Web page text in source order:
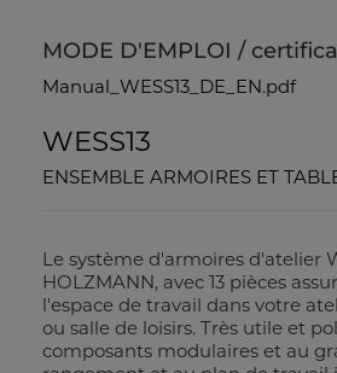
MODE D'EMPLOI /
Manual_WESS13_DE_EN.pdf
WESS13
ENSEMBLE ARMOIRES ET
Le système d'armoires d'atelier
HOLZMANN, avec 13 pièces
l'espace de travail dans votre
ou salle de loisirs. Très utile et
composants modulaires et au